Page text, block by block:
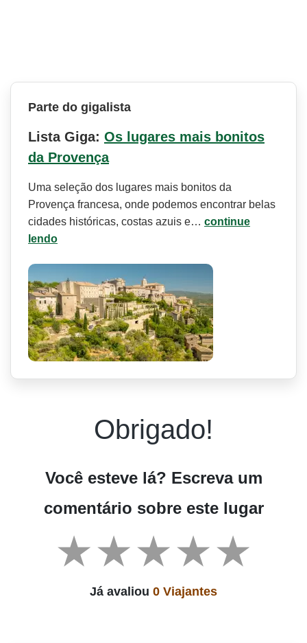
Parte do gigalista
Lista Giga: Os lugares mais bonitos
da Provença
Uma seleção dos lugares mais bonitos da
Provença francesa, onde podemos encontrar belas
cidades históricas, costas azuis e… continue
lendo
Obrigado!
Você esteve lá? Escreva um
comentário sobre este lugar
Já avaliou 0 Viajantes